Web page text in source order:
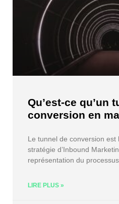
Qu’est-ce qu’un
conversion en
Le tunnel de conversion est
stratégie d’Inbound
représentation du
LIRE PLUS »